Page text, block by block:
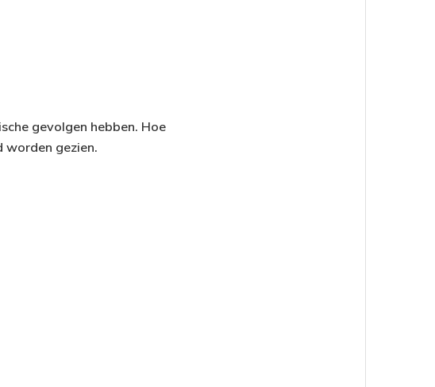
gevolgen hebben. Hoe
worden gezien.